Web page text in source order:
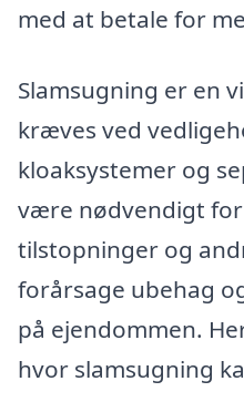
med at betale for
Slamsugning er en
kræves ved
kloaksystemer og
være nødvendigt
tilstopninger og
forårsage ubehag
på ejendommen.
hvor slamsugning